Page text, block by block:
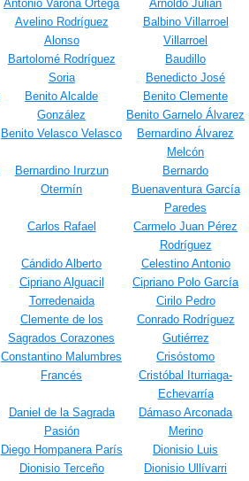
Antonio Varona Ortega
Arnoldo Julián
Avelino Rodríguez
Alonso
Balbino Villarroel
Villarroel
Bartolomé Rodríguez
Soria
Baudillo
Benedicto José
Benito Alcalde
González
Benito Clemente
Benito Garnelo Álvarez
Benito Velasco Velasco
Bernardino Álvarez
Melcón
Bernardino Irurzun
Otermín
Bernardo
Buenaventura García
Paredes
Carlos Rafael
Carmelo Juan Pérez
Rodríguez
Cándido Alberto
Celestino Antonio
Cipriano Alguacil
Torredenaida
Cipriano Polo García
Cirilo Pedro
Clemente de los
Sagrados Corazones
Conrado Rodríguez
Gutiérrez
Constantino Malumbres
Francés
Crisóstomo
Cristóbal Iturriaga-
Echevarría
Daniel de la Sagrada
Pasión
Dámaso Arconada
Merino
Diego Hompanera París
Dionisio Luis
Dionisio Terceño
Dionisio Ullívarri